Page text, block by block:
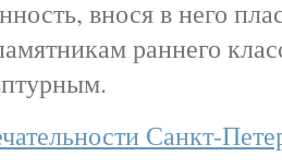
внося в него
раннего
Санкт-